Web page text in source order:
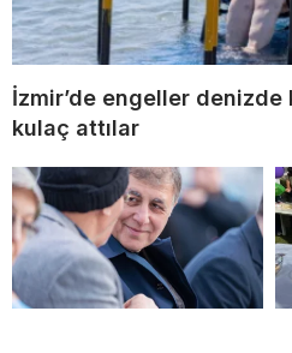
İzmir’de engeller denizde
kulaç attılar